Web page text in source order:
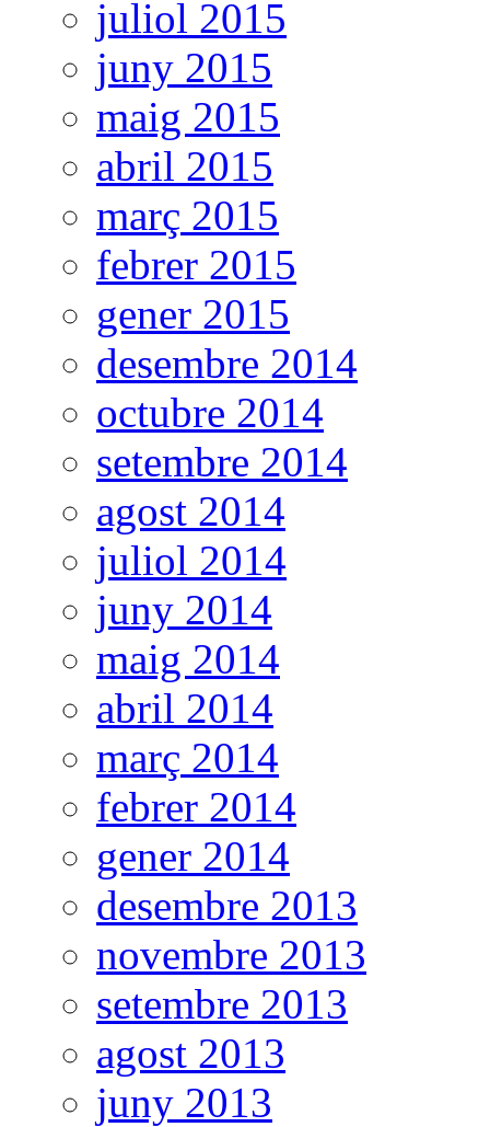
juliol 2015
juny 2015
maig 2015
abril 2015
març 2015
febrer 2015
gener 2015
desembre 2014
octubre 2014
setembre 2014
agost 2014
juliol 2014
juny 2014
maig 2014
abril 2014
març 2014
febrer 2014
gener 2014
desembre 2013
novembre 2013
setembre 2013
agost 2013
juny 2013